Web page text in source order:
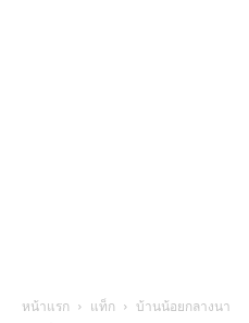
หน้าแรก แท็ก บ้านน้อยกลางนา